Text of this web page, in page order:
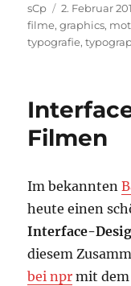
Autor
sCp
Veröffentlicht
am
2. Februar
filme,graphics,
typografie,
Filmen
Im bekannten
heute einen
Interface-
diesem
bei npr mit